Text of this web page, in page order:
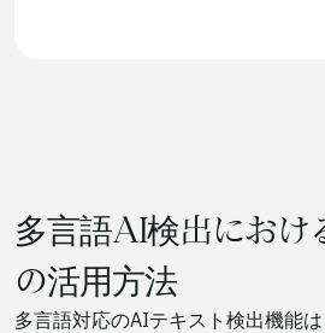
多言語AI検出におけ
の活用方法
多言語対応のAIテキスト検出機能